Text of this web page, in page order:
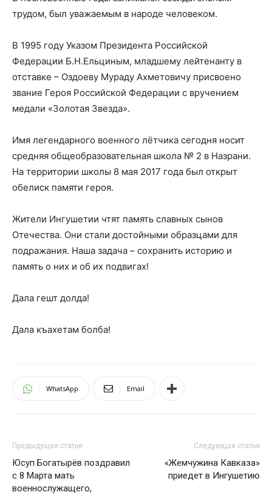
трудом, был уважаемым в народе человеком.
В 1995 году Указом Президента Российской
Федерации Б.Н.Ельциным, младшему лейтенанту в
отставке – Оздоеву Мураду Ахметовичу присвоено
звание Героя Российской Федерации с вручением
медали «Золотая Звезда».
Имя легендарного военного лётчика сегодня носит
средняя общеобразовательная школа № 2 в Назрани.
На территории школы 8 мая 2017 года был открыт
обелиск памяти героя.
Жители Ингушетии чтят память славных сынов
Отечества. Они стали достойными образцами для
подражания. Наша задача – сохранить историю и
память о них и об их подвигах!
Дала гешт долда!
Дала къахетам болба!
WhatsApp Email
Предыдущая статья
Юсуп Богатырёв поздравил
с 8 Марта мать
военнослужащего,
Следующая статья
«Жемчужина Кавказа»
приедет в Ингушетию